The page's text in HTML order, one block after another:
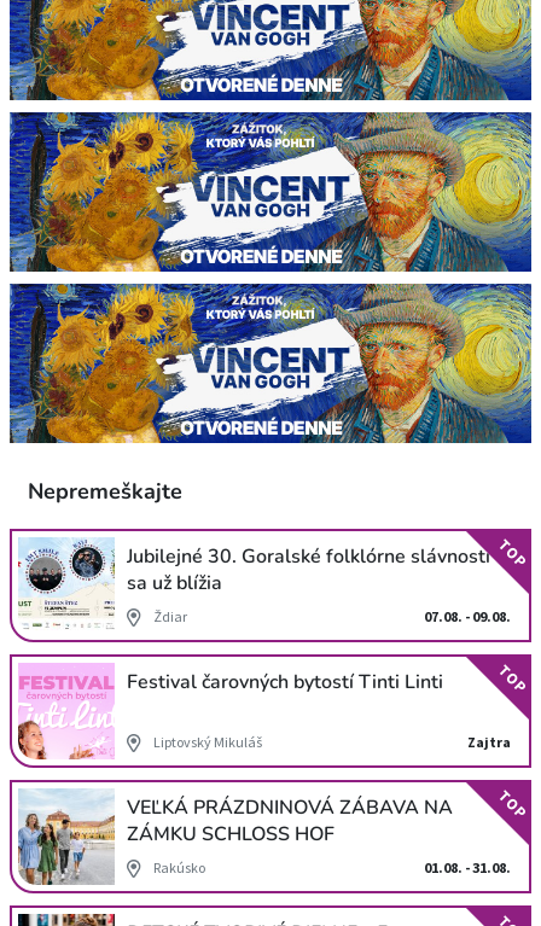
Nepremeškajte
Jubilejné 30. Goralské folklórne slávnosti
sa už blížia
Ždiar 07.08. - 09.08.
TOP
Festival čarovných bytostí Tinti Linti
Liptovský Mikuláš Zajtra
TOP
VEĽKÁ PRÁZDNINOVÁ ZÁBAVA NA
ZÁMKU SCHLOSS HOF
Rakúsko 01.08. - 31.08.
TOP